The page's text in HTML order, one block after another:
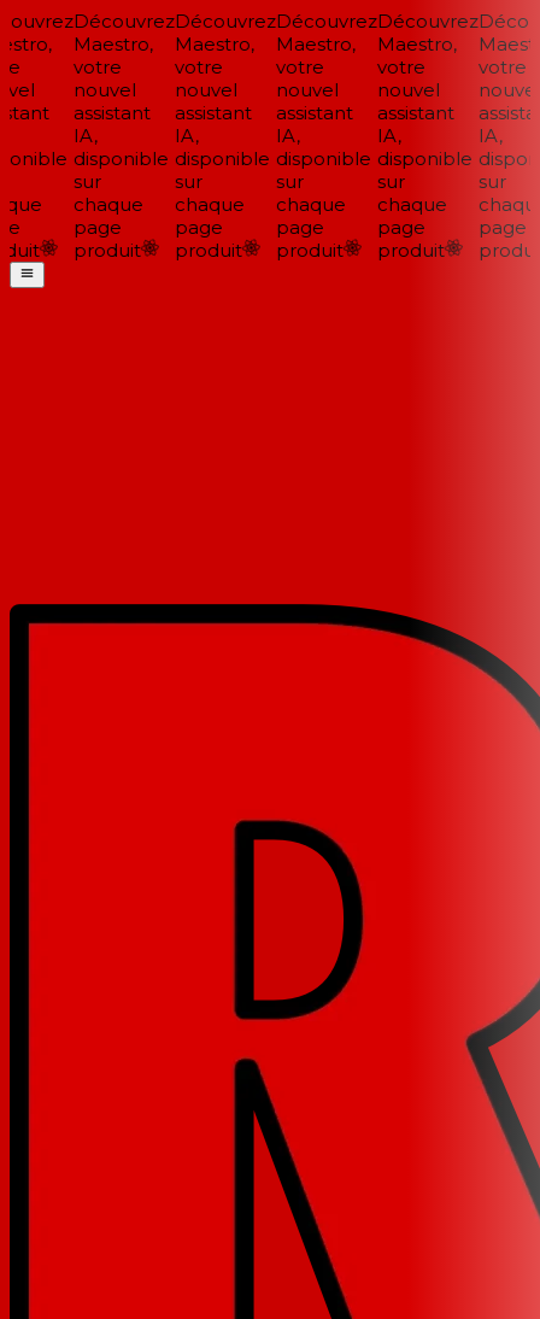
Découvrez
Maestro,
votre
nouvel
assistant
IA,
disponible
sur
chaque
page
produit
Découvrez
Maestro,
votre
nouvel
assistant
IA,
disponible
sur
chaque
page
produit
Découvrez
Maestro,
votre
nouvel
assistant
IA,
disponible
sur
chaque
page
produit
Découvrez
Maestro,
votre
nouvel
assistant
IA,
disponible
sur
chaque
page
produit
votre
nouvel
IA,
sur
chaque
page
produit